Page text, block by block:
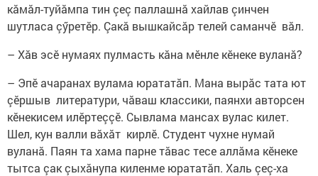
кăмăл-туйăмпа тин çеç паллашнă хайлав çинчен
шутласа çӳретӗр. Çакă вышкайсăр телей саманчӗ вăл.
– Хăв эсӗ нумаях пулмасть кăна мӗнле кӗнеке вуланă?
– Эпӗ ачаранах вулама юрататăп. Мана вырăс тата ют
çӗршыв литератури, чăваш классики, паянхи авторсен
кӗнекисем илӗртеççӗ. Сывлама мансах вулас килет.
Шел, кун валли вăхăт кирлӗ. Студент чухне нумай
вуланă. Паян та хама парне тăвас тесе аллăма кӗнеке
тытса çак çыхăнупа киленме юрататăп. Халь çеç-ха